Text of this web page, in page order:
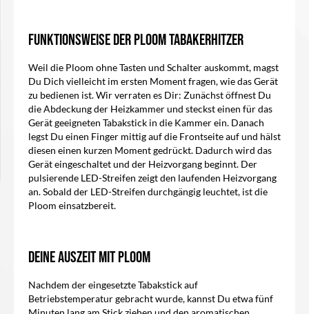
Funktionsweise der Ploom Tabakerhitzer
Weil die Ploom ohne Tasten und Schalter auskommt, magst
Du Dich vielleicht im ersten Moment fragen, wie das Gerät
zu bedienen ist. Wir verraten es Dir: Zunächst öffnest Du
die Abdeckung der Heizkammer und steckst einen für das
Gerät geeigneten Tabakstick in die Kammer ein. Danach
legst Du einen Finger mittig auf die Frontseite auf und hälst
diesen einen kurzen Moment gedrückt. Dadurch wird das
Gerät eingeschaltet und der Heizvorgang beginnt. Der
pulsierende LED-Streifen zeigt den laufenden Heizvorgang
an. Sobald der LED-Streifen durchgängig leuchtet, ist die
Ploom einsatzbereit.
Deine Auszeit mit Ploom
Nachdem der eingesetzte Tabakstick auf
Betriebstemperatur gebracht wurde, kannst Du etwa fünf